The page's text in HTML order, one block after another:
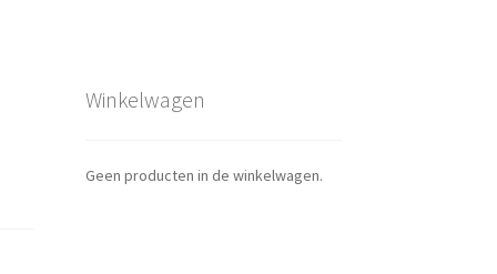
Winkelwagen
Geen producten in de winkelwagen.